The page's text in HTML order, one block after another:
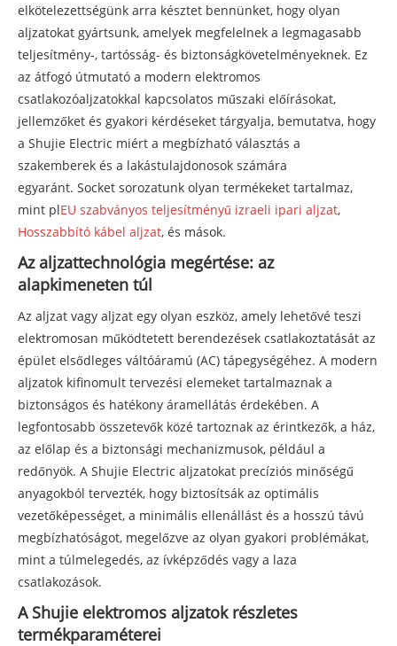
elkötelezettségünk arra késztet bennünket, hogy olyan
aljzatokat gyártsunk, amelyek megfelelnek a legmagasabb
teljesítmény-, tartósság- és biztonságkövetelményeknek. Ez
az átfogó útmutató a modern elektromos
csatlakozóaljzatokkal kapcsolatos műszaki előírásokat,
jellemzőket és gyakori kérdéseket tárgyalja, bemutatva, hogy
a Shujie Electric miért a megbízható választás a
szakemberek és a lakástulajdonosok számára
egyaránt. Socket sorozatunk olyan termékeket tartalmaz,
mint plEU szabványos teljesítményű izraeli ipari aljzat,
Hosszabbító kábel aljzat, és mások.
Az aljzattechnológia megértése: az
alapkimeneten túl
Az aljzat vagy aljzat egy olyan eszköz, amely lehetővé teszi
elektromosan működtetett berendezések csatlakoztatását az
épület elsődleges váltóáramú (AC) tápegységéhez. A modern
aljzatok kifinomult tervezési elemeket tartalmaznak a
biztonságos és hatékony áramellátás érdekében. A
legfontosabb összetevők közé tartoznak az érintkezők, a ház,
az előlap és a biztonsági mechanizmusok, például a
redőnyök. A Shujie Electric aljzatokat precíziós minőségű
anyagokból tervezték, hogy biztosítsák az optimális
vezetőképességet, a minimális ellenállást és a hosszú távú
megbízhatóságot, megelőzve az olyan gyakori problémákat,
mint a túlmelegedés, az ívképződés vagy a laza
csatlakozások.
A Shujie elektromos aljzatok részletes
termékparaméterei